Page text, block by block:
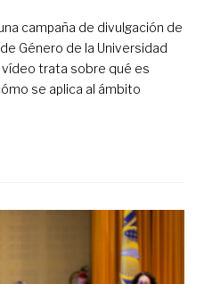
campaña de divulgación de
Género de la Universidad
vídeo trata sobre qué es
se aplica al ámbito